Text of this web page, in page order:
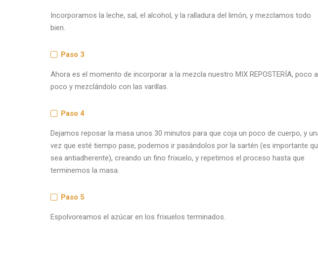
Paso 3
poco y mezclándolo con las varillas.
Paso 4
vez que esté tiempo pase, podemos ir pasándolos por la sartén (es importante que
terminemos la masa.
Paso 5